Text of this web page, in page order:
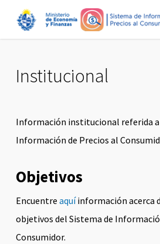
Institucional
Información institucional referida
Información de Precios al
Objetivos
Encuentreaquíinformación acerca
objetivos del Sistema de
Consumidor.